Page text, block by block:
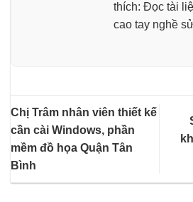
thích: Đọc tài
cao tay nghề
Chị Trâm nhân viên thiết kế
cần cài Windows, phần
mềm đồ họa Quận Tân
Bình